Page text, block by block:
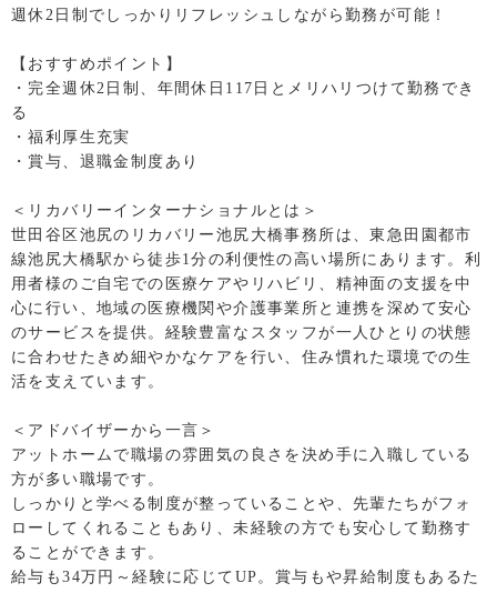
週休2日制でしっかりリフレッシュしながら勤務が可能！
【おすすめポイント】
・完全週休2日制、年間休日117日とメリハリつけて勤務でき
る
・福利厚生充実
・賞与、退職金制度あり
＜リカバリーインターナショナルとは＞
世田谷区池尻のリカバリー池尻大橋事務所は、東急田園都市
線池尻大橋駅から徒歩1分の利便性の高い場所にあります。利
用者様のご自宅での医療ケアやリハビリ、精神面の支援を中
心に行い、地域の医療機関や介護事業所と連携を深めて安心
のサービスを提供。経験豊富なスタッフが一人ひとりの状態
に合わせたきめ細やかなケアを行い、住み慣れた環境での生
活を支えています。
＜アドバイザーから一言＞
アットホームで職場の雰囲気の良さを決め手に入職している
方が多い職場です。
しっかりと学べる制度が整っていることや、先輩たちがフォ
ローしてくれることもあり、未経験の方でも安心して勤務す
ることができます。
給与も34万円～経験に応じてUP。賞与もや昇給制度もあるた